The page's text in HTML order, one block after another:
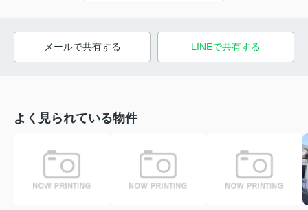
メールで共有する LINEで共有する
よく見られている物件